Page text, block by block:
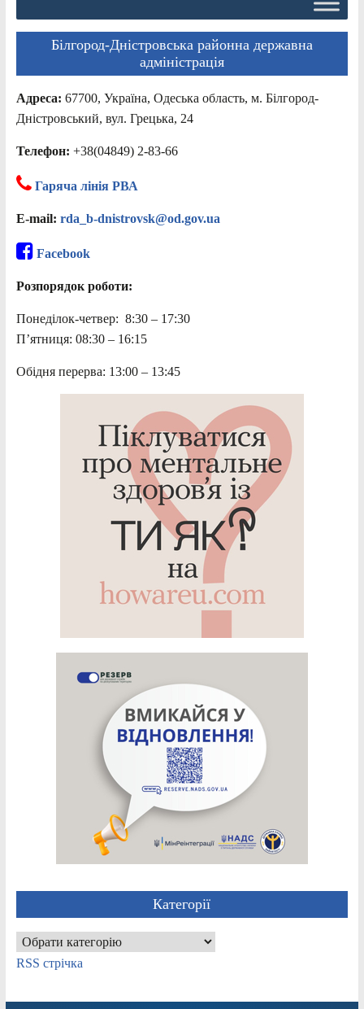
Білгород-Дністровська районна державна
адміністрація
Адреса: 67700, Україна, Одеська область, м. Білгород-
Дністровський, вул. Грецька, 24
Телефон: +38(04849) 2-83-66
Гаряча лінія РВА
E-mail: rda_b-dnistrovsk@od.gov.ua
Facebook
Розпорядок роботи:
Понеділок-четвер: 8:30 – 17:30
П’ятниця: 08:30 – 16:15
Обідня перерва: 13:00 – 13:45
Категорії
Категорії
RSS стрічка